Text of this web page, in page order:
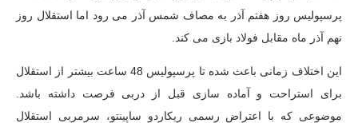
پرسپولیس روز هفتم آذر به مصاف شمس آذر می رود اما استقلال روز
نهم آذر ماه مقابل فولاد بازی می کند.
این اختلاف زمانی باعث شده تا پرسپولیس 48 ساعت بیشتر از استقلال
برای استراحت و آماده سازی قبل از دربی فرصت داشته باشد.
موضوعی که با اعتراض رسمی ریکاردو ساپینتو، سرمربی استقلال